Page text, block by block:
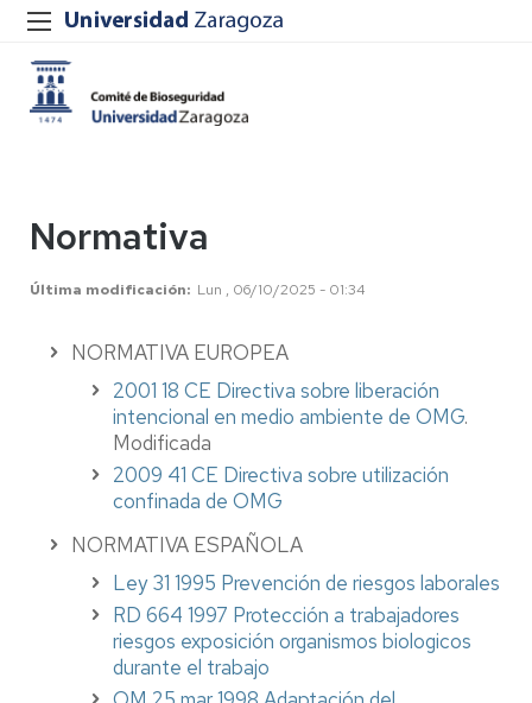
Normativa
Última modificación Lun , 06/10/2025 - 01:34
NORMATIVA EUROPEA
2001 18 CE Directiva sobre liberación
intencional en medio ambiente de OMG.
Modificada
2009 41 CE Directiva sobre utilización
confinada de OMG
NORMATIVA ESPAÑOLA
Ley 31 1995 Prevención de riesgos laborales
RD 664 1997 Protección a trabajadores
riesgos exposición organismos biologicos
durante el trabajo